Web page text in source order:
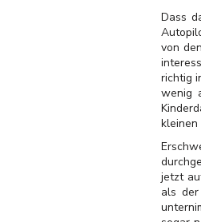
Dass
von
richtig
wenig
kleinen
jetzt
als